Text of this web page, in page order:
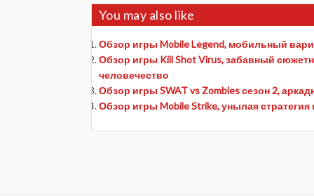
You may also like
Обзор игры Mobile Legend, мобильный
Обзор игры Kill Shot Virus, забавный
человечество
Обзор игры SWAT vs Zombies сезон 2,
Обзор игры Mobile Strike, унылая